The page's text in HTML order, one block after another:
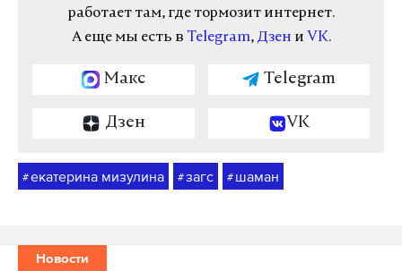
работает там, где тормозит интернет.
А еще мы есть в Telegram, Дзен и VK.
Макс Telegram
Дзен VK
#екатерина мизулина #загс # шаман
Новости